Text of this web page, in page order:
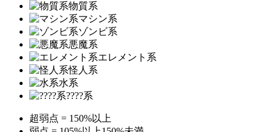
物質系
マシン系
ゾンビ系
悪魔系
エレメント系
怪人系
水系
????系
超弱点 = 150%以上